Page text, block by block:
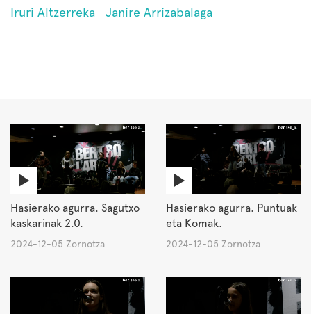
Iruri Altzerreka Janire Arrizabalaga
Hasierako agurra. Sagutxo
kaskarinak 2.0.
2024-12-05 Zornotza
Hasierako agurra. Puntuak
eta Komak.
2024-12-05 Zornotza